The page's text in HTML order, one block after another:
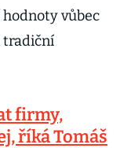
vůbec
tradiční
firmy,
říká Tomáš